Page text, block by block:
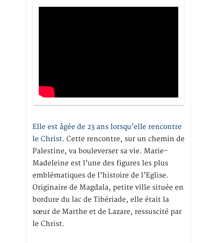
Elle est âgée de 23 ans lorsqu’elle rencontre
le Christ. Cette rencontre, sur un chemin de
Palestine, va bouleverser sa vie. Marie-
Madeleine est l’une des figures les plus
emblématiques de l’histoire de l’Eglise.
Originaire de Magdala, petite ville située en
bordure du lac de Tibériade, elle était la
sœur de Marthe et de Lazare, ressuscité par
le Christ.